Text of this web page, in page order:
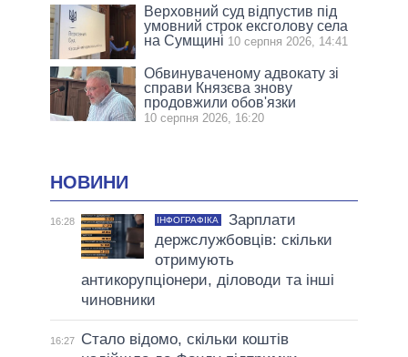
Верховний суд відпустив під
умовний строк ексголову села
на Сумщині 10 серпня 2026, 14:41
Обвинуваченому адвокату зі
справи Князєва знову
продовжили обов'язки
10 серпня 2026, 16:20
НОВИНИ
16:28 ІНФОГРАФІКА
Зарплати
держслужбовців: скільки
отримують
антикорупціонери, діловоди та інші
чиновники
16:27
Стало відомо, скільки коштів